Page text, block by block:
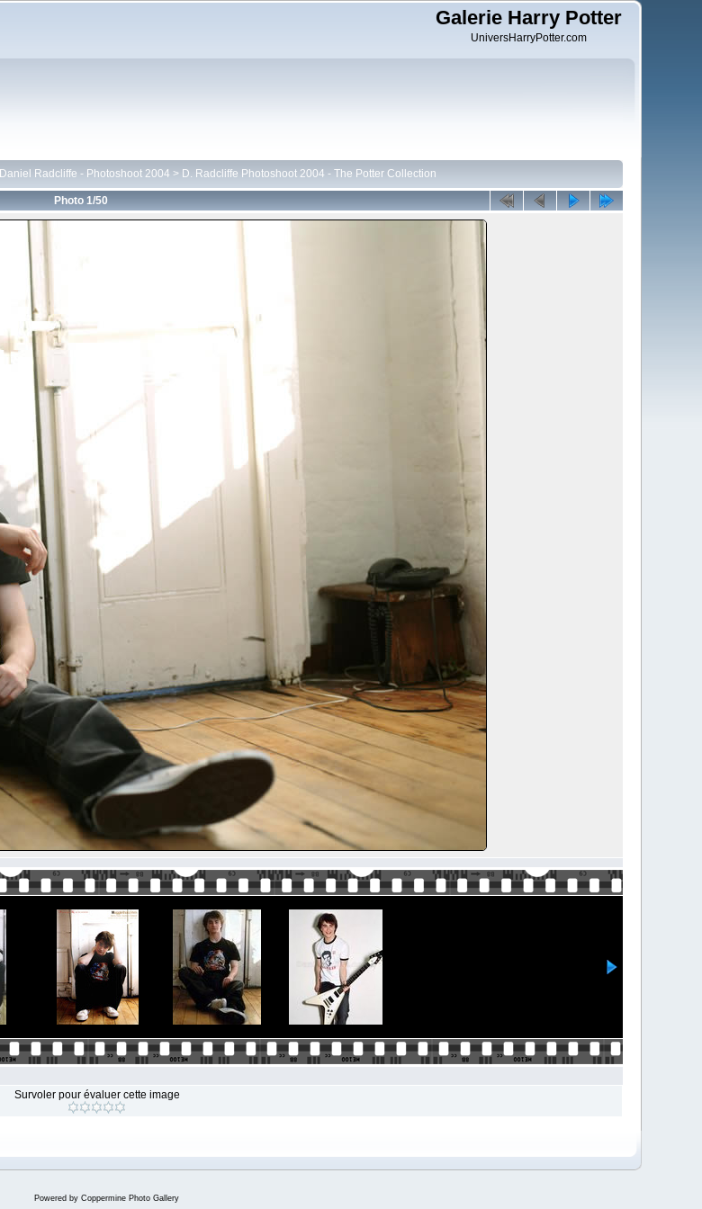
Galerie Harry Potter
UniversHarryPotter.com
Daniel Radcliffe - Photoshoot 2004> D. Radcliffe Photoshoot 2004 - The Potter Collection
Photo 1/50
Survoler pour évaluer cette image
Powered by Coppermine Photo Gallery